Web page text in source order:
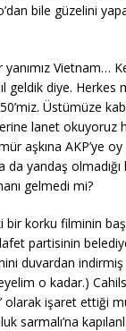
bile güzelini
yanımız Vietnam…
geldik diye. Herkes
50’miz. Üstümüze
lanet okuyoruz
aşkına AKP’ye oy
yandaş olmadığı
gelmedi mi?
bir korku filminin
partisinin
duvardan
o kadar.)
olarak işaret ettiği
sarmalı’na